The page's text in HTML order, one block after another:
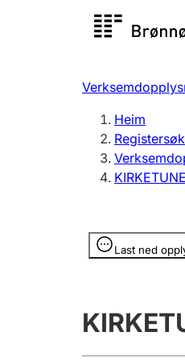
Registersøk
Registrere,
Heim
Registersøk
Last ned
Opplysninger er